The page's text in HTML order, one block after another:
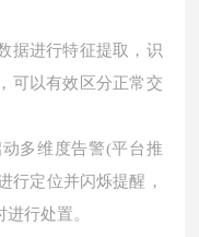
据进行特征提取，识
可以有效区分正常交
多维度告警(平台推
行定位并闪烁提醒，
行处置。